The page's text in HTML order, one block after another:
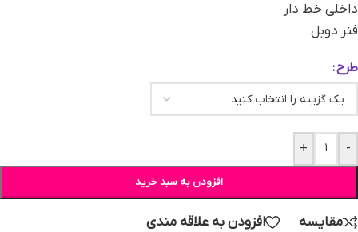
داخلی خط دار
فنر دوبل
طرح
-
+
افزودن به سبد خرید
مقایسه
افزودن به علاقه مندی